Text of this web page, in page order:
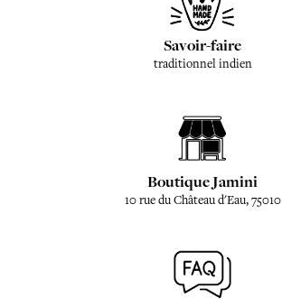
Savoir-faire
traditionnel indien
Boutique Jamini
10 rue du Château d'Eau, 75010